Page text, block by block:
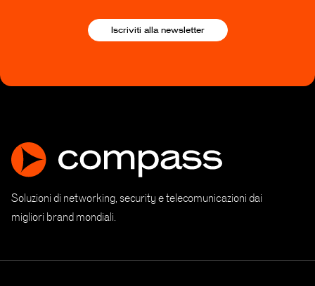
Iscriviti alla newsletter
Soluzioni di networking, security e telecomunicazioni dai
migliori brand mondiali.